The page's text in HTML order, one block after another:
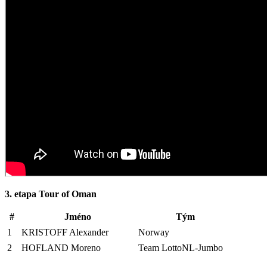
3. etapa Tour of Oman
# Jméno
Tým
1
KRISTOFF Alexander
Norway
2
HOFLAND Moreno
Team LottoNL-Jumbo